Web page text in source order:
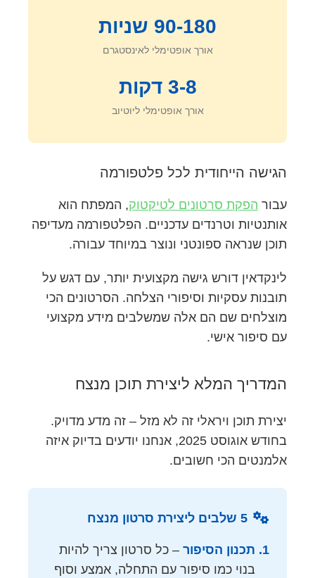
90-180 שניות
אורך אופטימלי לאינסטגרם
3-8 דקות
אורך אופטימלי ליוטיוב
הגישה הייחודית לכל פלטפורמה
עבור הפקת סרטונים לטיקטוק, המפתח הוא
אותנטיות וטרנדים עדכניים. הפלטפורמה מעדיפה
תוכן שנראה ספונטני ונוצר במיוחד עבורה.
לינקדאין דורש גישה מקצועית יותר, עם דגש על
תובנות עסקיות וסיפורי הצלחה. הסרטונים הכי
מוצלחים שם הם אלה שמשלבים מידע מקצועי
עם סיפור אישי.
המדריך המלא ליצירת תוכן מנצח
יצירת תוכן ויראלי זה לא מזל – זה מדע מדויק.
בחודש אוגוסט 2025, אנחנו יודעים בדיוק איזה
אלמנטים הכי חשובים.
5 שלבים ליצירת סרטון מנצח
תכנון הסיפור – כל סרטון צריך להיות
בנוי כמו סיפור עם התחלה, אמצע וסוף